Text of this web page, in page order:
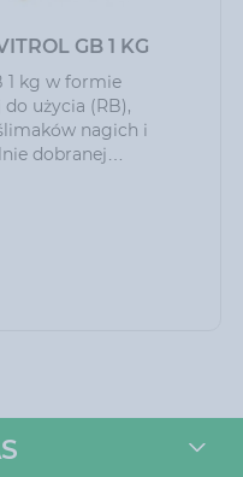
GB 1 KG
1 kg w formie
użycia (RB),
nagich i
dobranej
w obecności